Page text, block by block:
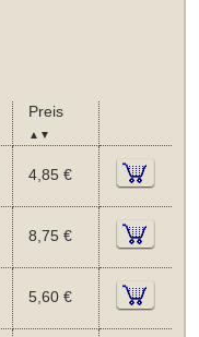
Preis
▲▼
4,85 €
8,75 €
5,60 €